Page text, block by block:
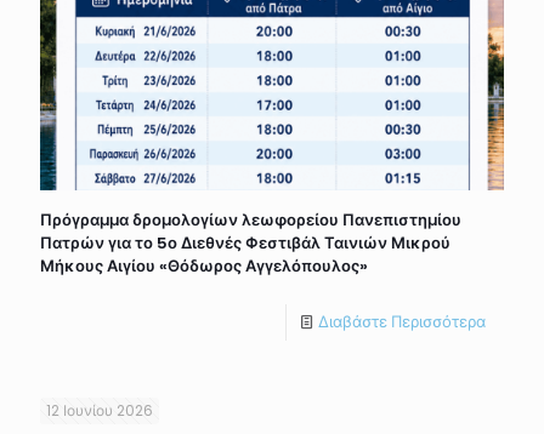
Πρόγραμμα δρομολογίων λεωφορείου Πανεπιστημίου
Πατρών για το 5ο Διεθνές Φεστιβάλ Ταινιών Μικρού
Μήκους Αιγίου «Θόδωρος Αγγελόπουλος»
Διαβάστε Περισσότερα
12 Ιουνίου 2026